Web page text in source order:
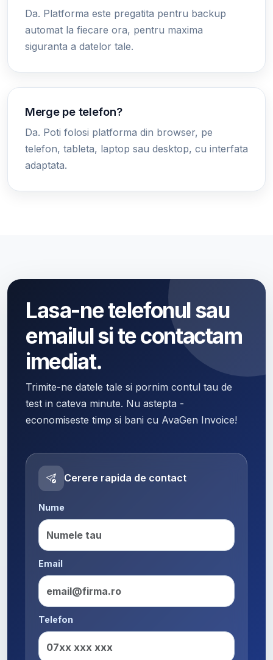
Da. Platforma este pregatita pentru backup
automat la fiecare ora, pentru maxima
siguranta a datelor tale.
Merge pe telefon?
Da. Poti folosi platforma din browser, pe
telefon, tableta, laptop sau desktop, cu interfata
adaptata.
Lasa-ne telefonul sau
emailul si te contactam
imediat.
Trimite-ne datele tale si pornim contul tau de
test in cateva minute. Nu astepta -
economiseste timp si bani cu AvaGen Invoice!
Cerere rapida de contact
Nume
Email
Telefon